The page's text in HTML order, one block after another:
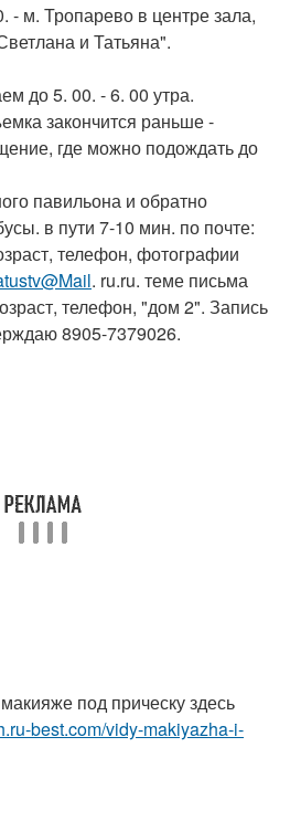
- м. Тропарево в центре зала,
и Татьяна".
до 5. 00. - 6. 00 утра.
закончится раньше -
где можно подождать до
павильона и обратно
в пути 7-10 мин. по почте:
телефон, фотографии
. ru.ru. теме письма
телефон, "дом 2". Запись
8905-7379026.
под прическу здесь
best.com/vidy-makiyazha-i-